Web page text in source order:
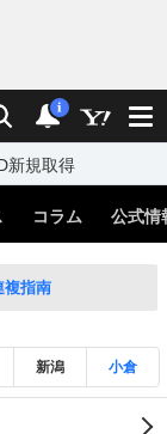
検索 通知
i
新規取得
コラム 公式情
複指南
新潟 小倉